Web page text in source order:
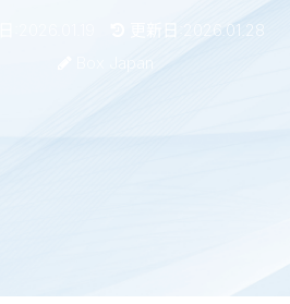
Box Governance
更新日:2026.01.28
Box Japan